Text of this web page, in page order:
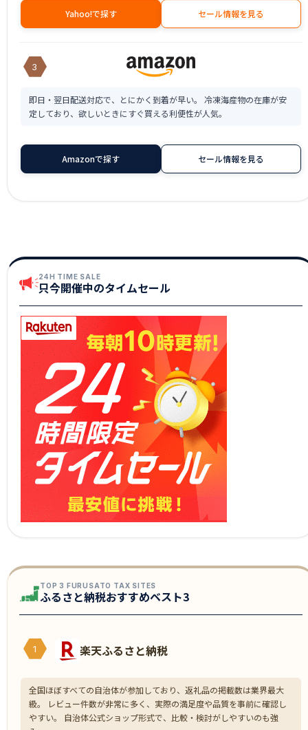
Yahoo!で探す セール情報を見る
3
即日・翌日配送対応で、とにかく到着が早い。 冷凍海産物の在庫が安
定しており、欲しいときにすぐ買える利便性が人気。
Amazonで探す セール情報を見る
24H TIME SALE
只今開催中のタイムセール
TOP 3 FURUSATO TAX SITES
ふるさと納税おすすめベスト3
1 楽天ふるさと納税
全国ほぼすべての自治体が参加しており、返礼品の掲載数は業界最大
級。 レビュー件数が非常に多く、実際の満足度や品質を事前に確認し
やすい。 自治体公式ショップ形式で、比較・検討がしやすいのも強